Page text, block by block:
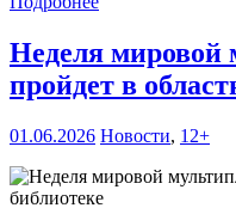
Неделя мировой
пройдет в
01.06.2026 Новости, 12+